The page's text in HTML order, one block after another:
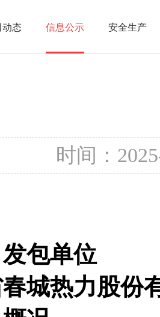
动态 信息公示 安全生产
时间：
包单位
城热力股份